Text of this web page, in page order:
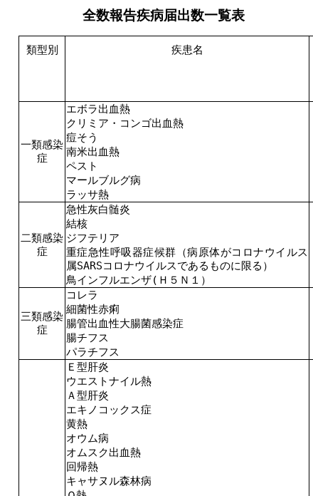
全数報告疾病届出数一覧表
類型別 疾患名
一類感染
症
エボラ出血熱
クリミア・コンゴ出血熱
痘そう
南米出血熱
ペスト
マールブルグ病
ラッサ熱
二類感染
症
急性灰白髄炎
結核
ジフテリア
重症急性呼吸器症候群（病原体がコロナウイルス
属SARSコロナウイルスであるものに限る）
鳥インフルエンザ(Ｈ５Ｎ１）
三類感染
症
コレラ
細菌性赤痢
腸管出血性大腸菌感染症
腸チフス
パラチフス
Ｅ型肝炎
ウエストナイル熱
Ａ型肝炎
エキノコックス症
黄熱
オウム病
オムスク出血熱
回帰熱
キャサヌル森林病